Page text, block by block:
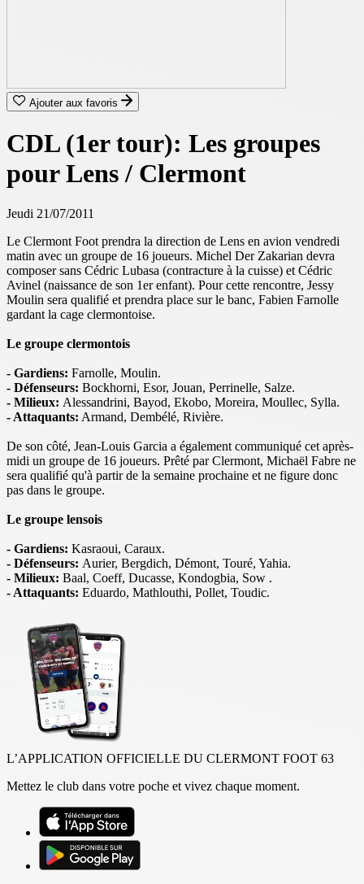
Ajouter aux favoris
CDL (1er tour): Les groupes
pour Lens / Clermont
Jeudi 21/07/2011
Le Clermont Foot prendra la direction de Lens en avion vendredi
matin avec un groupe de 16 joueurs. Michel Der Zakarian devra
composer sans Cédric Lubasa (contracture à la cuisse) et Cédric
Avinel (naissance de son 1er enfant). Pour cette rencontre, Jessy
Moulin sera qualifié et prendra place sur le banc, Fabien Farnolle
gardant la cage clermontoise.
Le groupe clermontois
- Gardiens: Farnolle, Moulin.
- Défenseurs: Bockhorni, Esor, Jouan, Perrinelle, Salze.
- Milieux: Alessandrini, Bayod, Ekobo, Moreira, Moullec, Sylla.
- Attaquants: Armand, Dembélé, Rivière.
De son côté, Jean-Louis Garcia a également communiqué cet après-
midi un groupe de 16 joueurs. Prêté par Clermont, Michaël Fabre ne
sera qualifié qu'à partir de la semaine prochaine et ne figure donc
pas dans le groupe.
Le groupe lensois
- Gardiens: Kasraoui, Caraux.
- Défenseurs: Aurier, Bergdich, Démont, Touré, Yahia.
- Milieux: Baal, Coeff, Ducasse, Kondogbia, Sow .
- Attaquants: Eduardo, Mathlouthi, Pollet, Toudic.
L’APPLICATION OFFICIELLE DU CLERMONT FOOT 63
Mettez le club dans votre poche et vivez chaque moment.